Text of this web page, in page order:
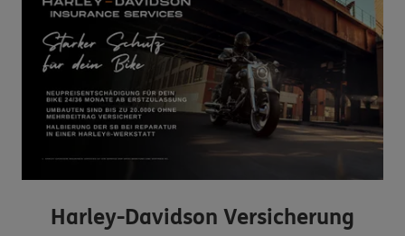
Harley-Davidson Versicherung